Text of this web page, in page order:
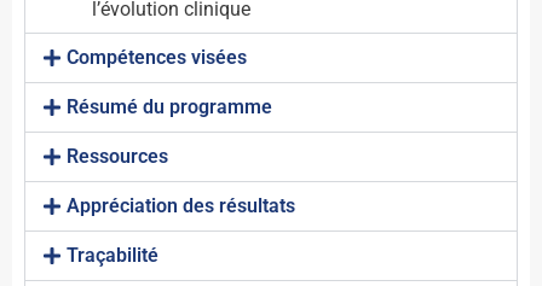
l’évolution clinique
Compétences visées
Résumé du programme
Ressources
Appréciation des résultats
Traçabilité